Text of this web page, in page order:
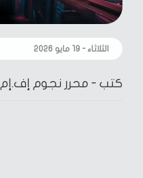
الثلاثاء - ١٩ مايو ٢٠٢٦
كتب - محرر نجوم إف.إم